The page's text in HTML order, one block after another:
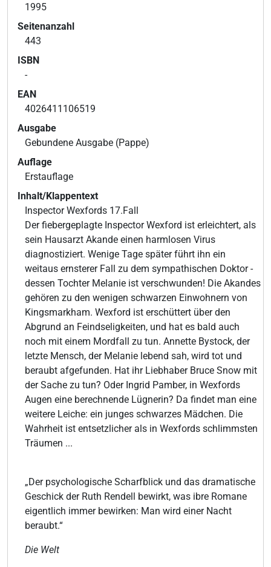
1995
Seitenanzahl
443
ISBN
-
EAN
4026411106519
Ausgabe
Gebundene Ausgabe (Pappe)
Auflage
Erstauflage
Inhalt/Klappentext
Inspector Wexfords 17.Fall
Der fiebergeplagte Inspector Wexford ist erleichtert, als
sein Hausarzt Akande einen harmlosen Virus
diagnostiziert. Wenige Tage später führt ihn ein
weitaus ernsterer Fall zu dem sympathischen Doktor -
dessen Tochter Melanie ist verschwunden! Die Akandes
gehören zu den wenigen schwarzen Einwohnern von
Kingsmarkham. Wexford ist erschüttert über den
Abgrund an Feindseligkeiten, und hat es bald auch
noch mit einem Mordfall zu tun. Annette Bystock, der
letzte Mensch, der Melanie lebend sah, wird tot und
beraubt afgefunden. Hat ihr Liebhaber Bruce Snow mit
der Sache zu tun? Oder Ingrid Pamber, in Wexfords
Augen eine berechnende Lügnerin? Da findet man eine
weitere Leiche: ein junges schwarzes Mädchen. Die
Wahrheit ist entsetzlicher als in Wexfords schlimmsten
Träumen ...
„Der psychologische Scharfblick und das dramatische
Geschick der Ruth Rendell bewirkt, was ibre Romane
eigentlich immer bewirken: Man wird einer Nacht
beraubt.“
Die Welt